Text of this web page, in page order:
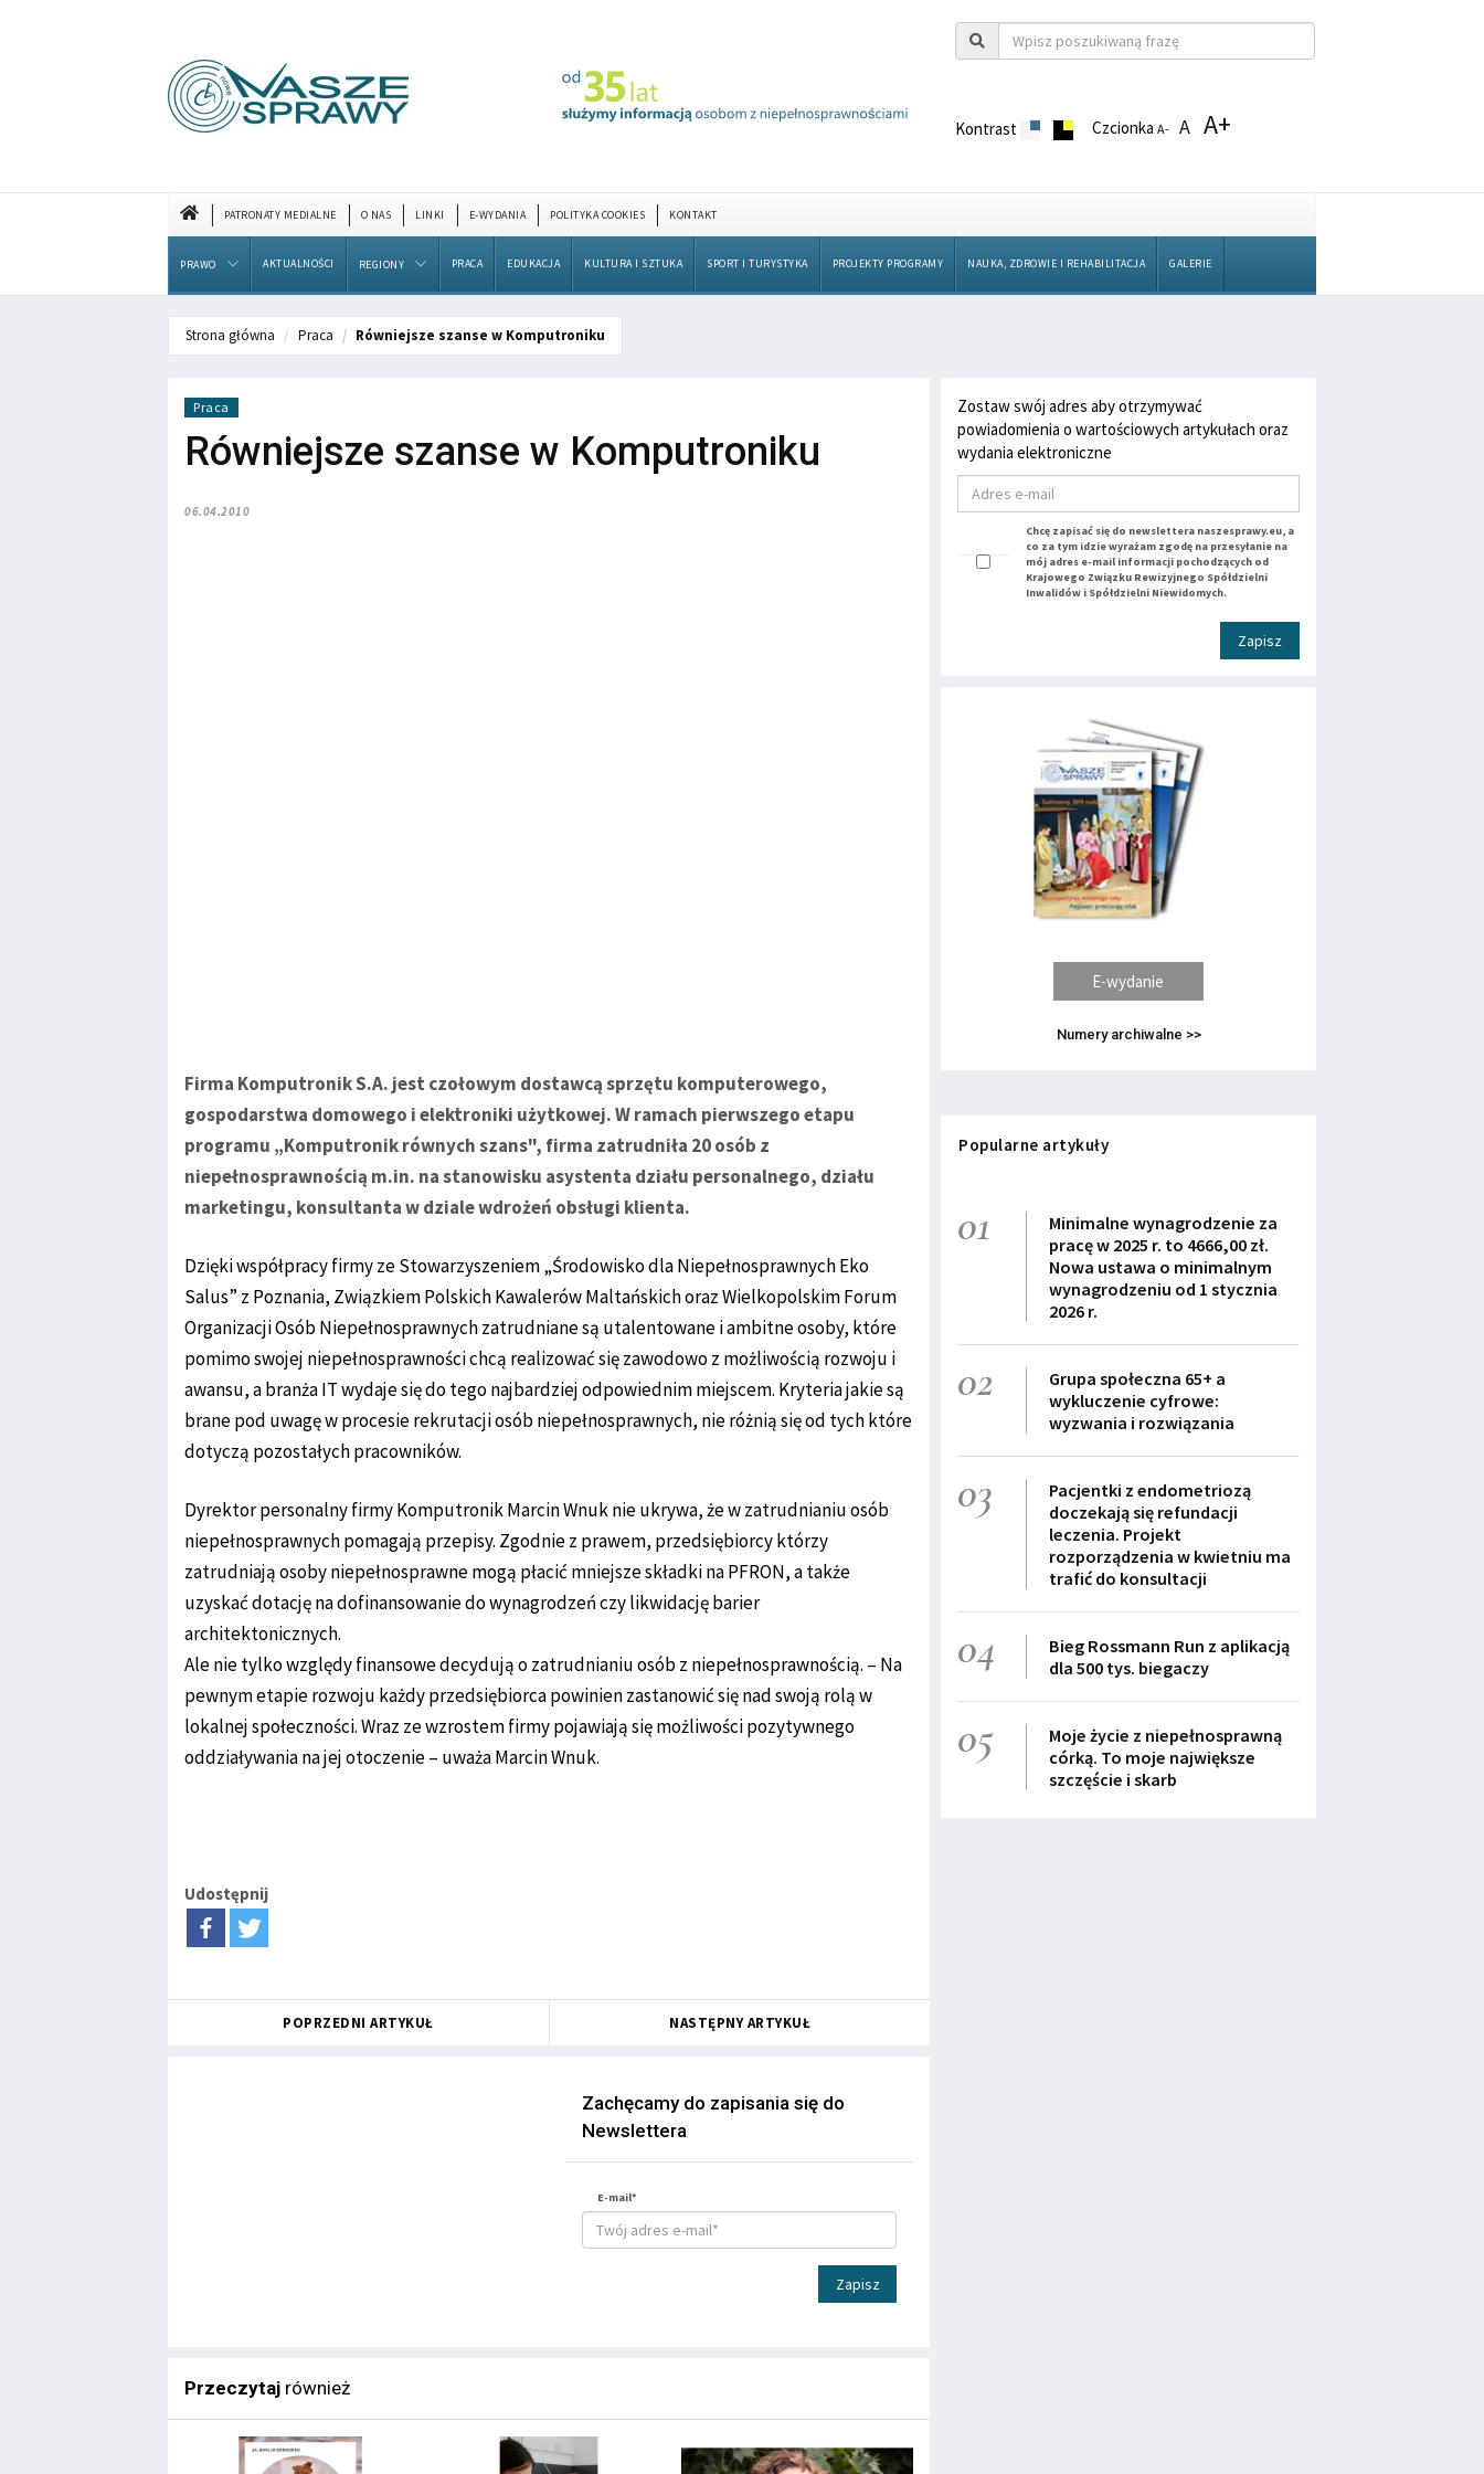
Kontrast CzcionkaA- A A+
PATRONATY MEDIALNE O NAS LINKI E-WYDANIA POLITYKA COOKIES KONTAKT
PRAWO AKTUALNOŚCI REGIONY PRACA EDUKACJA KULTURA I SZTUKA SPORT I TURYSTYKA PROJEKTY PROGRAMY NAUKA, ZDROWIE I REHABILITACJA GALERIE
Strona główna Praca Równiejsze szanse w Komputroniku
Praca
Równiejsze szanse w Komputroniku
06.04.2010
Firma Komputronik S.A. jest czołowym dostawcą sprzętu komputerowego,
gospodarstwa domowego i elektroniki użytkowej. W ramach pierwszego etapu
programu „Komputronik równych szans", firma zatrudniła 20 osób z
niepełnosprawnością m.in. na stanowisku asystenta działu personalnego, działu
marketingu, konsultanta w dziale wdrożeń obsługi klienta.
Dzięki współpracy firmy ze Stowarzyszeniem „Środowisko dla Niepełnosprawnych Eko
Salus” z Poznania, Związkiem Polskich Kawalerów Maltańskich oraz Wielkopolskim Forum
Organizacji Osób Niepełnosprawnych zatrudniane są utalentowane i ambitne osoby, które
pomimo swojej niepełnosprawności chcą realizować się zawodowo z możliwością rozwoju i
awansu, a branża IT wydaje się do tego najbardziej odpowiednim miejscem. Kryteria jakie są
brane pod uwagę w procesie rekrutacji osób niepełnosprawnych, nie różnią się od tych które
dotyczą pozostałych pracowników.
Dyrektor personalny firmy Komputronik Marcin Wnuk nie ukrywa, że w zatrudnianiu osób
niepełnosprawnych pomagają przepisy. Zgodnie z prawem, przedsiębiorcy którzy
zatrudniają osoby niepełnosprawne mogą płacić mniejsze składki na PFRON, a także
uzyskać dotację na dofinansowanie do wynagrodzeń czy likwidację barier
architektonicznych.
Ale nie tylko względy finansowe decydują o zatrudnianiu osób z niepełnosprawnością. – Na
pewnym etapie rozwoju każdy przedsiębiorca powinien zastanowić się nad swoją rolą w
lokalnej społeczności. Wraz ze wzrostem firmy pojawiają się możliwości pozytywnego
oddziaływania na jej otoczenie – uważa Marcin Wnuk.
Udostępnij
POPRZEDNI ARTYKUŁ NASTĘPNY ARTYKUŁ
Zachęcamy do zapisania się do
Newslettera
E-mail*
Zapisz
Przeczytaj również
Zostaw swój adres aby otrzymywać
powiadomienia o wartościowych artykułach oraz
wydania elektroniczne
Chcę zapisać się do newslettera naszesprawy.eu, a
co za tym idzie wyrażam zgodę na przesyłanie na
mój adres e-mail informacji pochodzących od
Krajowego Związku Rewizyjnego Spółdzielni
Inwalidów i Spółdzielni Niewidomych.
Zapisz
E-wydanie
Numery archiwalne >>
Popularne artykuły
01
Minimalne wynagrodzenie za
pracę w 2025 r. to 4666,00 zł.
Nowa ustawa o minimalnym
wynagrodzeniu od 1 stycznia
2026 r.
02
Grupa społeczna 65+ a
wykluczenie cyfrowe:
wyzwania i rozwiązania
03
Pacjentki z endometriozą
doczekają się refundacji
leczenia. Projekt
rozporządzenia w kwietniu ma
trafić do konsultacji
04
Bieg Rossmann Run z aplikacją
dla 500 tys. biegaczy
05
Moje życie z niepełnosprawną
córką. To moje największe
szczęście i skarb